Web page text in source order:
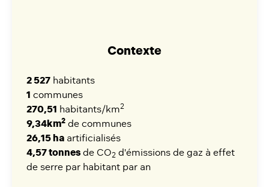
Contexte
2 527 habitants
1 communes
270,51 habitants/km2
9,34km2 de communes
26,15 ha artificialisés
4,57 tonnes de CO2 d'émissions de gaz à effet
de serre par habitant par an